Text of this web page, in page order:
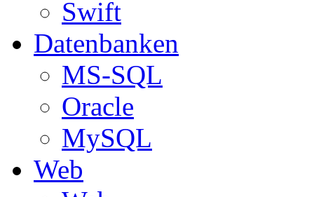
Swift
Datenbanken
MS-SQL
Oracle
MySQL
Web